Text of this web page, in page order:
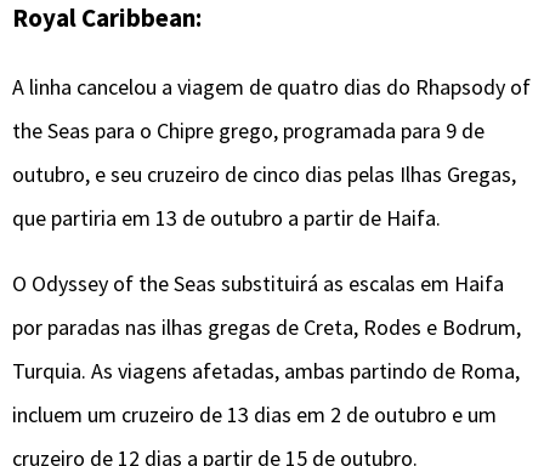
Royal Caribbean:
A linha cancelou a viagem de quatro dias do Rhapsody of
the Seas para o Chipre grego, programada para 9 de
outubro, e seu cruzeiro de cinco dias pelas Ilhas Gregas,
que partiria em 13 de outubro a partir de Haifa.
O Odyssey of the Seas substituirá as escalas em Haifa
por paradas nas ilhas gregas de Creta, Rodes e Bodrum,
Turquia. As viagens afetadas, ambas partindo de Roma,
incluem um cruzeiro de 13 dias em 2 de outubro e um
cruzeiro de 12 dias a partir de 15 de outubro.